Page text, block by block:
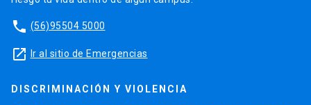
phone (56)95504 5000
launch Ir al sitio de Emergencias
DISCRIMINACIÓN Y VIOLENCIA